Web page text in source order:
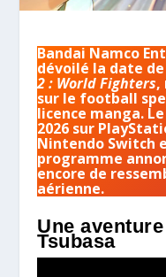
Bandai Namco
dévoilé la date
2 : World Fighters,
sur le football
licence manga.
2026 sur
Nintendo Switch
programme
encore de
aérienne.
Une
Tsubasa